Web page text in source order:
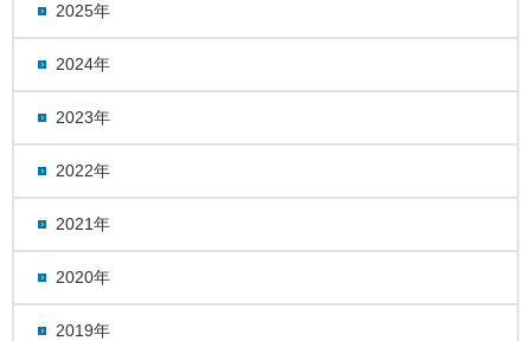
2025年
2024年
2023年
2022年
2021年
2020年
2019年